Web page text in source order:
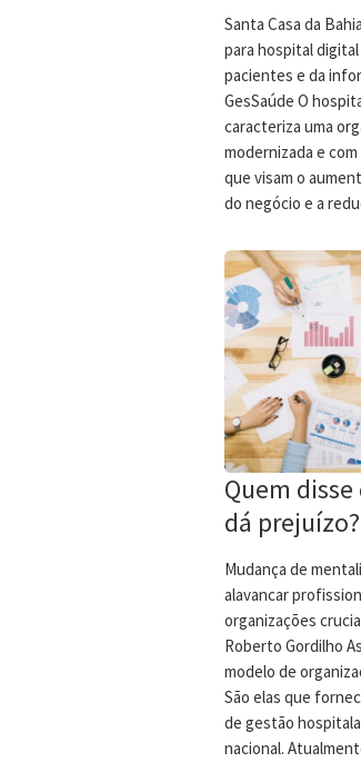
Santa Casa da
para hospital
pacientes e da
GesSaúde O
caracteriza uma
modernizada e
que visam o
do negócio e a
Quem disse
dá prejuízo?
Mudança de
alavancar
organizações
Roberto Gordilho
modelo de
São elas que
de gestão
nacional.